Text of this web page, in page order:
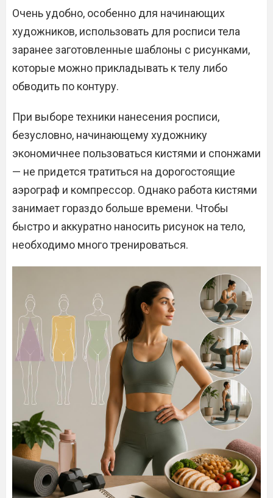
Очень удобно, особенно для начинающих
художников, использовать для росписи тела
заранее заготовленные шаблоны с рисунками,
которые можно прикладывать к телу либо
обводить по контуру.
При выборе техники нанесения росписи,
безусловно, начинающему художнику
экономичнее пользоваться кистями и спонжами
— не придется тратиться на дорогостоящие
аэрограф и компрессор. Однако работа кистями
занимает гораздо больше времени. Чтобы
быстро и аккуратно наносить рисунок на тело,
необходимо много тренироваться.